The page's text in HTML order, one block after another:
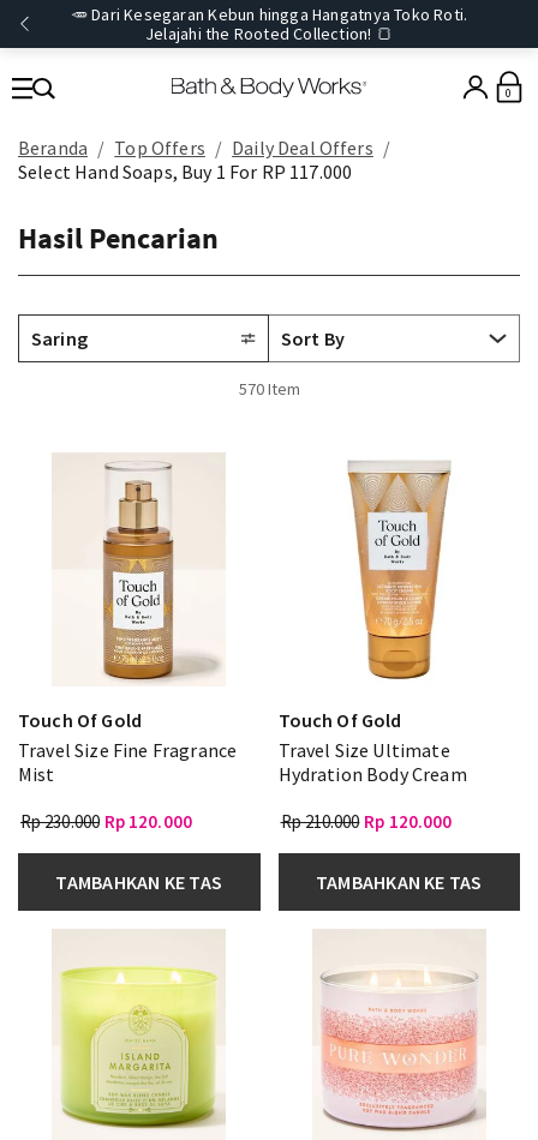
🥕 Dari Kesegaran Kebun hingga Hangatnya Toko Roti.
Jelajahi the Rooted Collection! 🍞
0
Beranda Top Offers
Daily Deal Offers
Select Hand Soaps, Buy 1 For RP 117.000
Hasil Pencarian
Saring
570 Item
Touch Of Gold
Travel Size Fine Fragrance
Mist
Rp 230.000 Rp 120.000
TAMBAHKAN KE TAS
Touch Of Gold
Travel Size Ultimate
Hydration Body Cream
Rp 210.000 Rp 120.000
TAMBAHKAN KE TAS